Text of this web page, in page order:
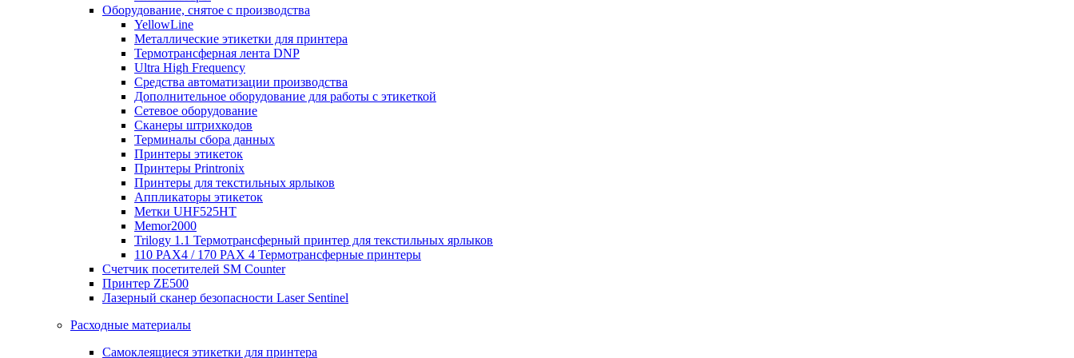
Оборудование, снятое с производства
YellowLine
Металлические этикетки для принтера
Термотрансферная лента DNP
Ultra High Frequency
Средства автоматизации производства
Дополнительное оборудование для работы с этикеткой
Сетевое оборудование
Сканеры штрихкодов
Терминалы сбора данных
Принтеры этикеток
Принтеры Printronix
Принтеры для текстильных ярлыков
Аппликаторы этикеток
Метки UHF525HT
Memor2000
Trilogy 1.1 Термотрансферный принтер для текстильных ярлыков
110 PAX4 / 170 PAX 4 Термотрансферные принтеры
Счетчик посетителей SM Counter
Принтер ZE500
Лазерный сканер безопасности Laser Sentinel
Расходные материалы
Самоклеящиеся этикетки для принтера